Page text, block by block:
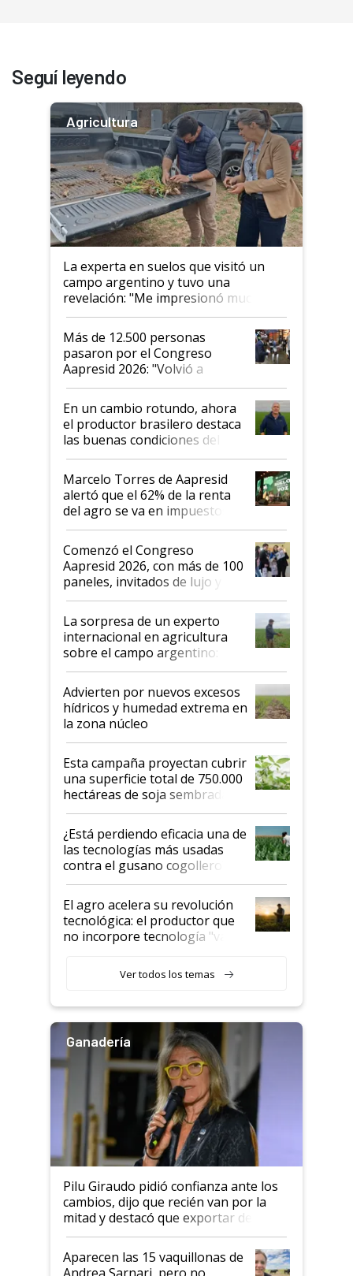
Seguí leyendo
Agricultura
La experta en suelos que visitó un
campo argentino y tuvo una
revelación: "Me impresionó mucho"
Más de 12.500 personas
pasaron por el Congreso
Aapresid 2026: "Volvió a
demostrar que hablar del
suelo es hablar de todo el
sistema productivo"
En un cambio rotundo, ahora
el productor brasilero destaca
las buenas condiciones del
agro argentino para invertir:
"Los veo más motivados"
Marcelo Torres de Aapresid
alertó que el 62% de la renta
del agro se va en impuestos:
"No es bueno que en
Argentina se sigan discutiendo
las mismas cosas de hace 50
años"
Comenzó el Congreso
Aapresid 2026, con más de 100
paneles, invitados de lujo y
todas las tendencias
La sorpresa de un experto
internacional en agricultura
sobre el campo argentino:
"Estoy muy impresionado"
Advierten por nuevos excesos
hídricos y humedad extrema en
la zona núcleo
Esta campaña proyectan cubrir
una superficie total de 750.000
hectáreas de soja sembradas
con una nueva generación de
variedades que marcan un
salto tecnológico en genética y
rendimiento
¿Está perdiendo eficacia una de
las tecnologías más usadas
contra el gusano cogollero? El
desafío de una tecnología clave
El agro acelera su revolución
tecnológica: el productor que
no incorpore tecnología "va a
Ver todos los temas
Ganadería
Pilu Giraudo pidió confianza ante los
cambios, dijo que recién van por la
mitad y destacó que exportar dejó de
ser "para unos pocos": "Tenemos un
mandato muy claro del gobierno
nacional"
Aparecen las 15 vaquillonas de